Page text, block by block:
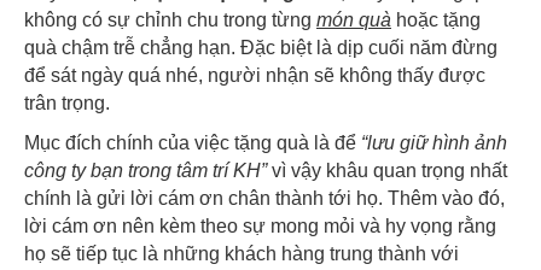
không có sự chỉnh chu trong từng món quà hoặc tặng
quà chậm trễ chẳng hạn. Đặc biệt là dịp cuối năm đừng
để sát ngày quá nhé, người nhận sẽ không thấy được
trân trọng.
Mục đích chính của việc tặng quà là để “lưu giữ hình ảnh
công ty bạn trong tâm trí KH”vì vậy khâu quan trọng nhất
chính là gửi lời cám ơn chân thành tới họ. Thêm vào đó,
lời cám ơn nên kèm theo sự mong mỏi và hy vọng rằng
họ sẽ tiếp tục là những khách hàng trung thành với